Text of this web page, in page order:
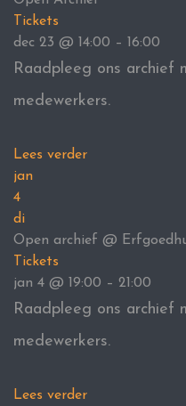
Tickets
dec 23 @ 14:00 – 16:00
Raadpleeg ons archief
medewerkers.
Lees verder
jan
4
di
Open archief @
Tickets
jan 4 @ 19:00 – 21:00
Raadpleeg ons archief
medewerkers.
Lees verder